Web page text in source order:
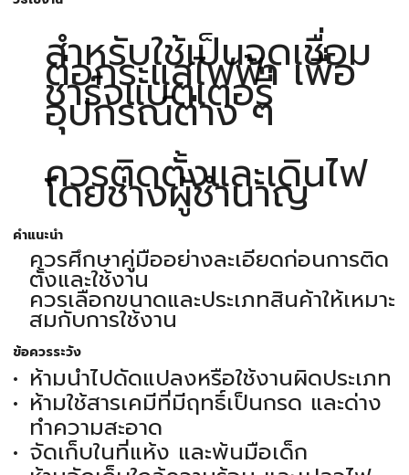
สำหรับใช้เป็นจุดเชื่อม
ต่อกระแสไฟฟ้า เพื่อ
ชาร์จแบตเตอรี่
อุปกรณ์ต่าง ๆ
ควรติดตั้งและเดินไฟ
โดยช่างผู้ชำนาญ
คำแนะนำ
ควรศึกษาคู่มืออย่างละเอียดก่อนการติด
ตั้งและใช้งาน
ควรเลือกขนาดและประเภทสินค้าให้เหมาะ
สมกับการใช้งาน
ข้อควรระวัง
ห้ามนำไปดัดแปลงหรือใช้งานผิดประเภท
ห้ามใช้สารเคมีที่มีฤทธิ์เป็นกรด และด่าง
ทำความสะอาด
จัดเก็บในที่แห้ง และพ้นมือเด็ก